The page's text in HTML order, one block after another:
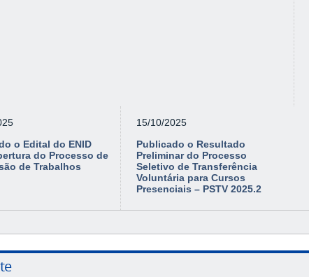
o Edital do ENID
do Processo de
de Trabalhos
15/10/2025
Publicado o Resultado
Preliminar do Processo
Seletivo de Transferência
Voluntária para Cursos
Presenciais – PSTV 2025.2